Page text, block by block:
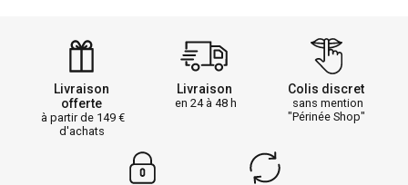
Livraison
offerte
à partir de 149
d'achats
Livraison
en 24 à 48 h
Colis discret
sans mention
"Périnée Shop"